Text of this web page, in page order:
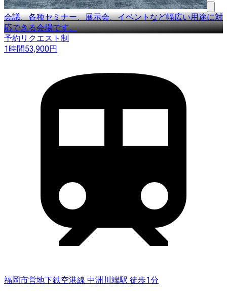
会議、各種セミナー、展示会、イベントなど幅広い用途に対
応できる会場です。
予約リクエスト制
1時間53,900円
福岡市営地下鉄空港線 中洲川端駅 徒歩1分